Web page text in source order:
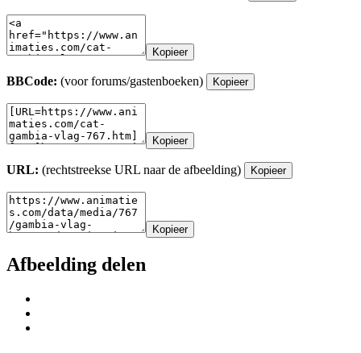
Kopieer
BBCode: (voor forums/gastenboeken) Kopieer
Kopieer
URL: (rechtstreekse URL naar de afbeelding) Kopieer
Kopieer
Afbeelding delen